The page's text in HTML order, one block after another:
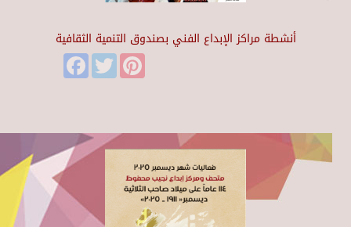
أنشطة مراكز الإبداع الفني بصندوق التنمية الثقافية
FacebookTwitter